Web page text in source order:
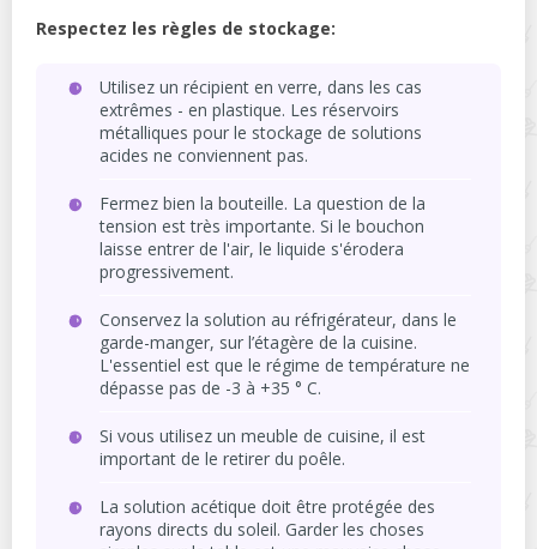
Respectez les règles de stockage:
Utilisez un récipient en verre, dans les cas
extrêmes - en plastique. Les réservoirs
métalliques pour le stockage de solutions
acides ne conviennent pas.
Fermez bien la bouteille. La question de la
tension est très importante. Si le bouchon
laisse entrer de l'air, le liquide s'érodera
progressivement.
Conservez la solution au réfrigérateur, dans le
garde-manger, sur l’étagère de la cuisine.
L'essentiel est que le régime de température ne
dépasse pas de -3 à +35 ° C.
Si vous utilisez un meuble de cuisine, il est
important de le retirer du poêle.
La solution acétique doit être protégée des
rayons directs du soleil. Garder les choses